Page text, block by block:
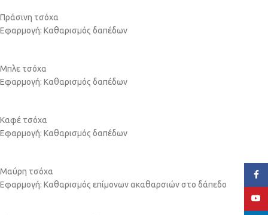
Πράσινη τσόχα
Εφαρμογή: Καθαρισμός δαπέδων
Μπλε τσόχα
Εφαρμογή: Καθαρισμός δαπέδων
Καφέ τσόχα
Εφαρμογή: Καθαρισμός δαπέδων
Μαύρη τσόχα
Εφαρμογή: Καθαρισμός επίμονων ακαθαρσιών στο δάπεδο